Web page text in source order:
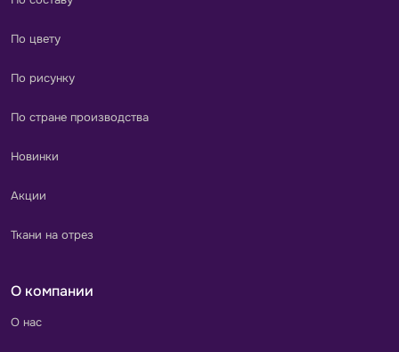
По цвету
По рисунку
По стране производства
Новинки
Акции
Ткани на отрез
О компании
О нас